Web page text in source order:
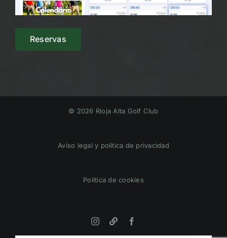
Reservas
© 2026 Rioja Alta Golf Club
Aviso legal y política de privacidad
Política de cookies